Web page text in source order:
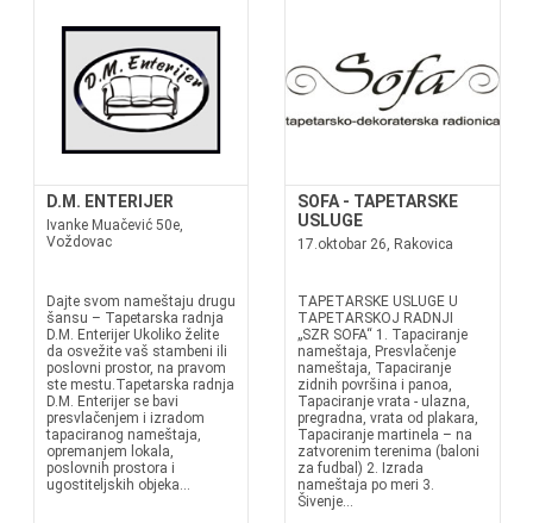
D.M. ENTERIJER
Ivanke Muačević 50e,
Voždovac
Dajte svom nameštaju drugu
šansu – Tapetarska radnja
D.M. Enterijer Ukoliko želite
da osvežite vaš stambeni ili
poslovni prostor, na pravom
ste mestu.Tapetarska radnja
D.M. Enterijer se bavi
presvlačenjem i izradom
tapaciranog nameštaja,
opremanjem lokala,
poslovnih prostora i
ugostiteljskih objeka...
SOFA - TAPETARSKE
USLUGE
17.oktobar 26, Rakovica
TAPETARSKE USLUGE U
TAPETARSKOJ RADNJI
„SZR SOFA“ 1. Tapaciranje
nameštaja, Presvlačenje
nameštaja, Tapaciranje
zidnih površina i panoa,
Tapaciranje vrata - ulazna,
pregradna, vrata od plakara,
Tapaciranje martinela – na
zatvorenim terenima (baloni
za fudbal) 2. Izrada
nameštaja po meri 3.
Šivenje...